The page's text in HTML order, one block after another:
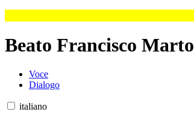
Beato Francisco Marto
Voce
Dialogo
italiano